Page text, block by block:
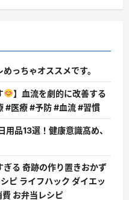
っちゃオススメです。
】血流を劇的に改善する
医療 #予防 #血流 #習慣
用品13選！健康意識高め、
る 奇跡の作り置きおかず
ピ ライフハック ダイエッ
費 お弁当レシピ